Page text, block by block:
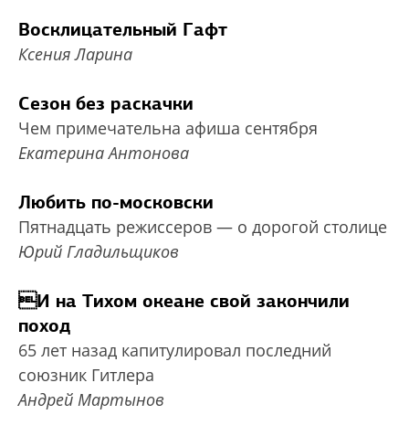
Восклицательный Гафт
Ксения Ларина
Сезон без раскачки
Чем примечательна афиша сентября
Екатерина Антонова
Любить по-московски
Пятнадцать режиссеров — о дорогой столице
Юрий Гладильщиков
И на Тихом океане свой закончили
поход
65 лет назад капитулировал последний
союзник Гитлера
Андрей Мартынов